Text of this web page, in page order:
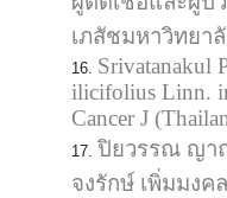
เภสัชมหาวิทยา
Srivatanakul
ilicifolius Linn.
Cancer J
ปิยวรรณ ญา
จงรักษ์ เพิ่มมง